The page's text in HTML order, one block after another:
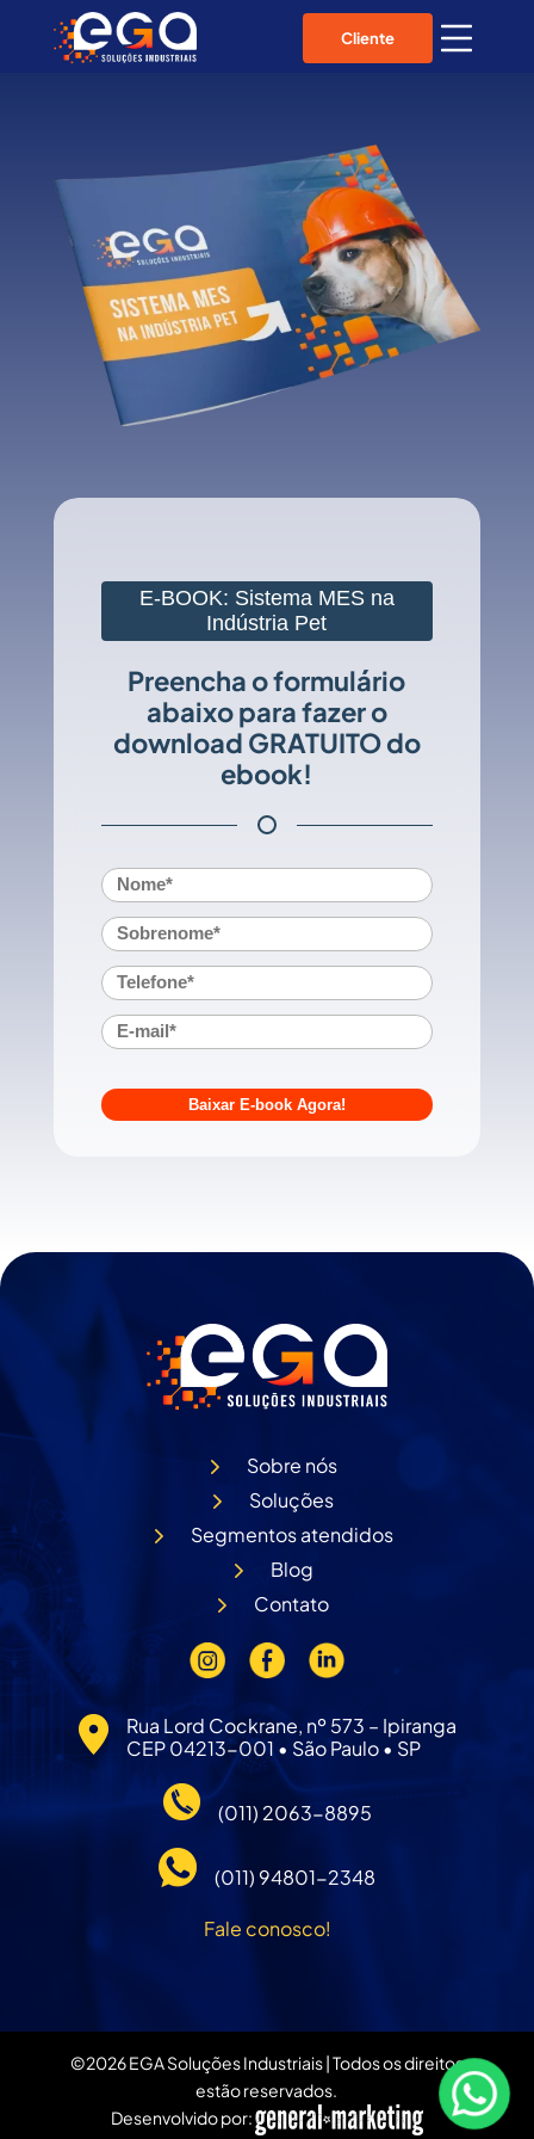
Cliente
E-BOOK: Sistema MES na
Indústria Pet
Preencha o formulário
abaixo para fazer o
download GRATUITO do
ebook!
Sobre nós
Soluções
Segmentos atendidos
Blog
Contato
Rua Lord Cockrane, nº 573 – Ipiranga
CEP 04213-001 • São Paulo • SP
(011) 2063-8895
(011) 94801-2348
Fale conosco!
©2026EGA Soluções Industriais | Todos os direitos
estão reservados.
Desenvolvido por: